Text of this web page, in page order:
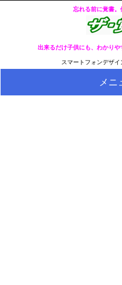
忘れる前に覚書。
出来るだけ子供にも、わかりや
スマートフォンデザイ
メニ